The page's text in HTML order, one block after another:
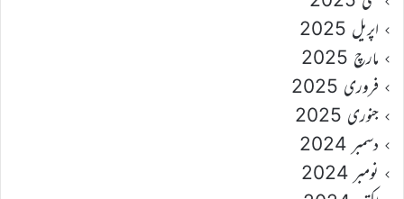
اپریل 2025
مارچ 2025
فروری 2025
جنوری 2025
دسمبر 2024
نومبر 2024